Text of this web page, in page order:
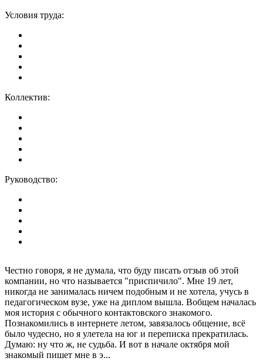
Условия труда:
Коллектив:
Руководство:
Честно говоря, я не думала, что буду писать отзыв об этой
компании, но что называется "приспичило". Мне 19 лет,
никогда не занималась ничем подобным и не хотела, учусь в
педагогическом вузе, уже на диплом вышла. Вобщем началась
моя история с обычного контактовского знакомого.
Познакомились в интернете летом, завязалось общение, всё
было чудесно, но я улетела на юг и переписка прекратилась.
Думаю: ну что ж, не судьба. И вот в начале октября мой
знакомый пишет мне в э...